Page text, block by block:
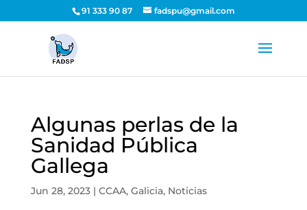
91 333 90 87 fadspu@gmail.com
Algunas perlas de la
Sanidad Pública
Gallega
Jun 28, 2023| CCAA, Galicia, Noticias